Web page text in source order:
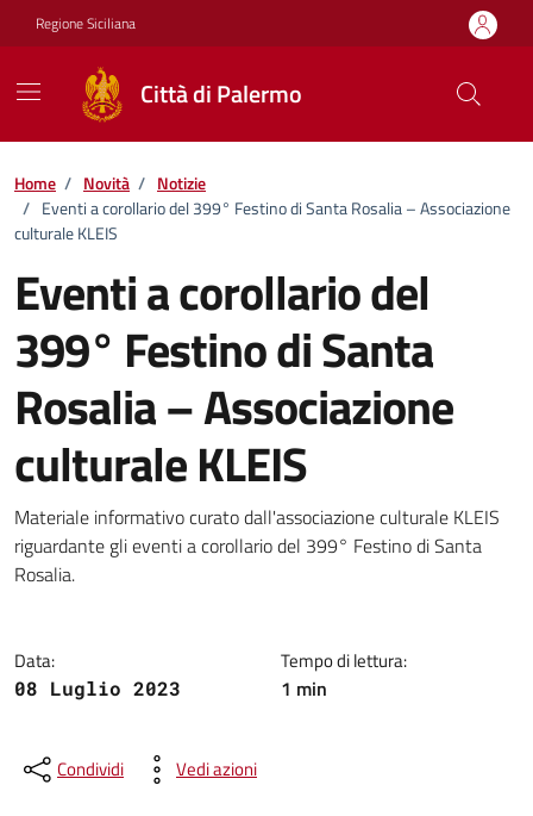
Vai ai contenuti
Vai al footer
Regione Siciliana
Città di Palermo
Home / Novità / Notizie
/ Eventi a corollario del 399° Festino di Santa Rosalia – Associazione
culturale KLEIS
Eventi a corollario del
399° Festino di Santa
Rosalia – Associazione
culturale KLEIS
Dettagli della notizia
Materiale informativo curato dall'associazione culturale KLEIS
riguardante gli eventi a corollario del 399° Festino di Santa
Rosalia.
Data:
08 Luglio 2023
Tempo di lettura:
1 min
Condividi Vedi azioni